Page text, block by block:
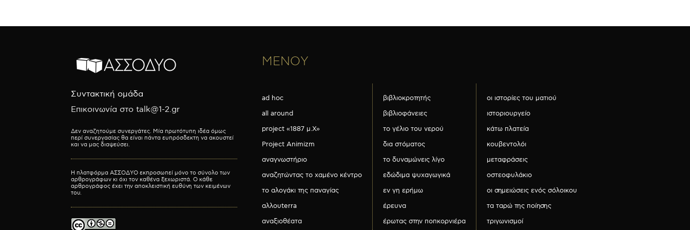
Συντακτική ομάδα
Επικοινωνία στο talk@1-2.gr
Δεν αναζητούμε συνεργάτες. Μία πρωτότυπη ιδέα όμως
περί συνεργασίας θα είναι πάντα ευπρόσδεκτη να ακουστεί
και να μας διαψεύσει.
Η πλατφόρμα ΑΣΣΟΔΥΟ εκπροσωπεί μόνο το σύνολο των
αρθρογράφων κι όχι τον καθένα ξεχωριστά. Ο κάθε
αρθρογράφος έχει την αποκλειστική ευθύνη των κειμένων
του.
ΜΕΝΟΥ
ad hoc
all around
project «1887 μ.Χ»
Project Animizm
αναγνωστήριο
αναζητώντας το χαμένο κέντρο
το αλογάκι της παναγίας
αλλουterra
αναξιοθέατα
βιβλιοκροτητής
βιβλιοφάνειες
το γέλιο του νερού
δια στόματος
το δυναμώνεις λίγο
εδώδιμα ψυχαγωγικά
εν γη ερήμω
έρευνα
έρωτας στην ποπκορνιέρα
οι ιστορίες του ματιού
ιστοριουργείο
κάτω πλατεία
κουβεντολόι
μεταφράσεις
οστεοφυλάκιο
οι σημειώσεις ενός σόλοικου
τα ταρώ της ποίησης
τριγωνισμοί